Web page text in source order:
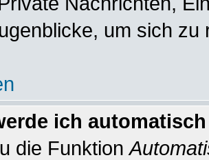
um sich
ich
die Funktion